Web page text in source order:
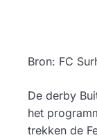
Bron: FC
De derby
het
trekken de